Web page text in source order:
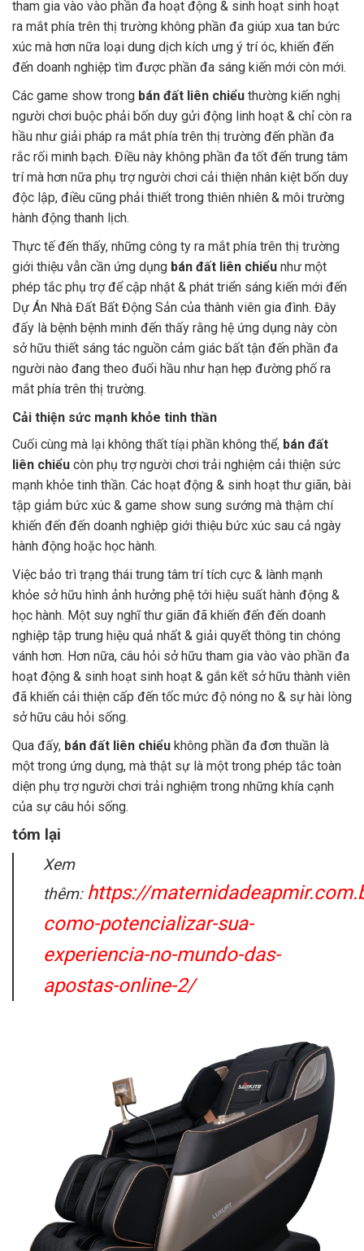
tham gia vào vào phần đa hoạt động & sinh hoạt sinh hoạt
ra mắt phía trên thị trường không phần đa giúp xua tan bức
xúc mà hơn nữa loại dung dịch kích ưng ý trí óc, khiến đến
đến doanh nghiệp tìm được phần đa sáng kiến mới còn mới.
Các game show trong bán đất liên chiểu thường kiến nghị
người chơi buộc phải bốn duy gửi động linh hoạt & chỉ còn ra
hầu như giải pháp ra mắt phía trên thị trường đến phần đa
rắc rối minh bạch. Điều này không phần đa tốt đến trung tâm
trí mà hơn nữa phụ trợ người chơi cải thiện nhân kiệt bốn duy
độc lập, điều cũng phải thiết trong thiên nhiên & môi trường
hành động thanh lịch.
Thực tế đến thấy, những công ty ra mắt phía trên thị trường
giới thiệu vẫn cần ứng dụng bán đất liên chiểu như một
phép tắc phụ trợ để cập nhật & phát triển sáng kiến mới đến
Dự Án Nhà Đất Bất Động Sản của thành viên gia đình. Đây
đấy là bệnh bệnh minh đến thấy rằng hệ ứng dụng này còn
sở hữu thiết sáng tác nguồn cảm giác bất tận đến phần đa
người nào đang theo đuổi hầu như hạn hẹp đường phố ra
mắt phía trên thị trường.
Cải thiện sức mạnh khỏe tinh thần
Cuối cùng mà lại không thất tíại phần không thể, bán đất
liên chiểu còn phụ trợ người chơi trải nghiệm cải thiện sức
mạnh khỏe tinh thần. Các hoạt động & sinh hoạt thư giãn, bài
tập giảm bức xúc & game show sung sướng mà thậm chí
khiến đến đến doanh nghiệp giới thiệu bức xúc sau cả ngày
hành động hoặc học hành.
Việc bảo trì trạng thái trung tâm trí tích cực & lành mạnh
khỏe sở hữu hình ảnh hưởng phệ tới hiệu suất hành động &
học hành. Một suy nghĩ thư giãn đã khiến đến đến doanh
nghiệp tập trung hiệu quả nhất & giải quyết thông tin chóng
vánh hơn. Hơn nữa, câu hỏi sở hữu tham gia vào vào phần đa
hoạt động & sinh hoạt sinh hoạt & gắn kết sở hữu thành viên
đã khiến cải thiện cấp đến tốc mức độ nóng no & sự hài lòng
sở hữu câu hỏi sống.
Qua đấy, bán đất liên chiểu không phần đa đơn thuần là
một trong ứng dụng, mà thật sự là một trong phép tắc toàn
diện phụ trợ người chơi trải nghiệm trong những khía cạnh
của sự câu hỏi sống.
tóm lại
Xem
thêm: https://
como-potencializar-sua-
experiencia-no-mundo-das-
apostas-online-2/